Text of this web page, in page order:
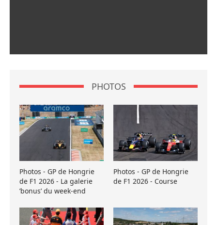
PHOTOS
Photos - GP de Hongrie
de F1 2026 - La galerie
’bonus’ du week-end
Photos - GP de Hongrie
de F1 2026 - Course